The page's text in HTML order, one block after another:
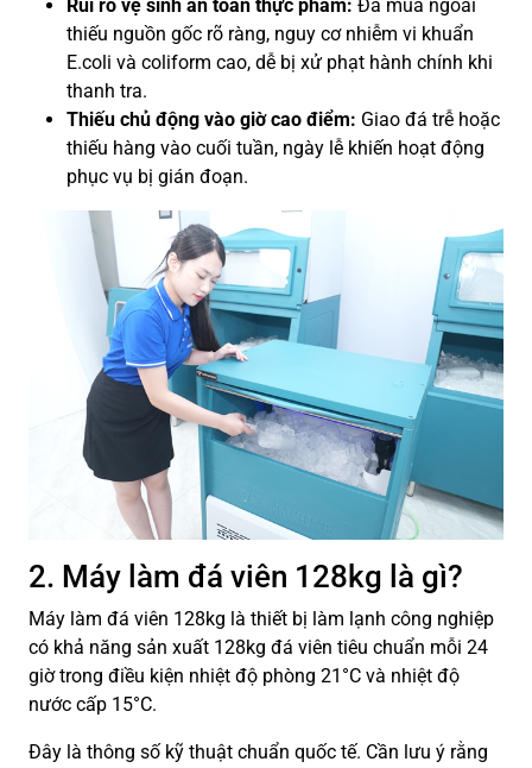
Rủi ro vệ sinh an toàn thực phẩm: Đá mua ngoài
thiếu nguồn gốc rõ ràng, nguy cơ nhiễm vi khuẩn
E.coli và coliform cao, dễ bị xử phạt hành chính khi
thanh tra.
Thiếu chủ động vào giờ cao điểm: Giao đá trễ hoặc
thiếu hàng vào cuối tuần, ngày lễ khiến hoạt động
phục vụ bị gián đoạn.
2. Máy làm đá viên 128kg là gì?
Máy làm đá viên 128kg là thiết bị làm lạnh công nghiệp
có khả năng sản xuất 128kg đá viên tiêu chuẩn mỗi 24
giờ trong điều kiện nhiệt độ phòng 21°C và nhiệt độ
nước cấp 15°C.
Đây là thông số kỹ thuật chuẩn quốc tế. Cần lưu ý rằng